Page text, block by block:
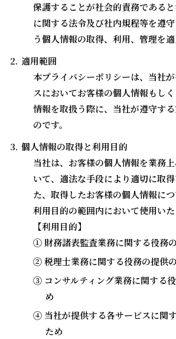
保護することが社会的責務である
に関する法令及び社内規程等を遵
う個人情報の取得、利用、管理を適
適用範囲
本プライバシーポリシーは、当社
スにおいてお客様の個人情報もし
情報を取扱う際に、当社が遵守す
のです。
個人情報の取得と利用目的
当社は、お客様の個人情報を業務
いて、適法な手段により適切に取
た、取得したお客様の個人情報に
利用目的の範囲内において使用いた
【利用目的】
① 財務諸表監査業務に関する役務
② 税理士業務に関する役務の提供
③ コンサルティング業務に関する
め
④ 当社が提供する各サービスに関
ため